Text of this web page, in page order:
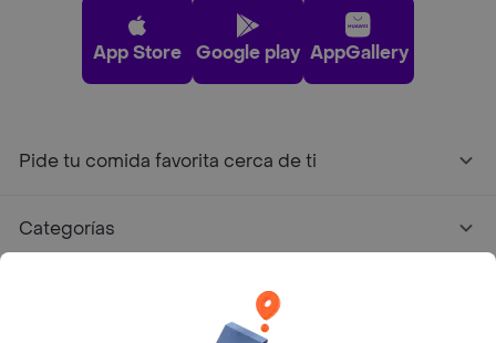
App Store Google play AppGallery
Pide tu comida favorita cerca de ti
Categorías